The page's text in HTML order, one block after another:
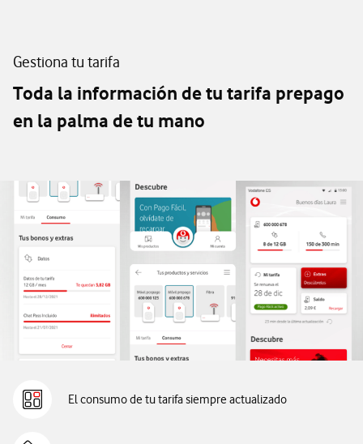
Gestiona tu tarifa
Toda la información de tu tarifa prepago
en la palma de tu mano
El consumo de tu tarifa siempre actualizado